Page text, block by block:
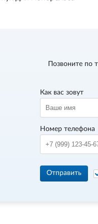
Позвоните по
Как вас зовут
Номер телефона
Отправить